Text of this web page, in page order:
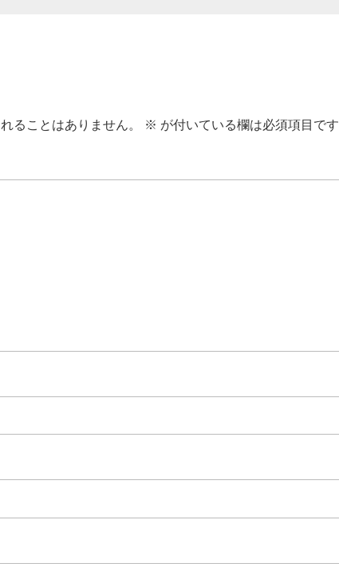
ることはありません。 ※ が付いている欄は必須項目です